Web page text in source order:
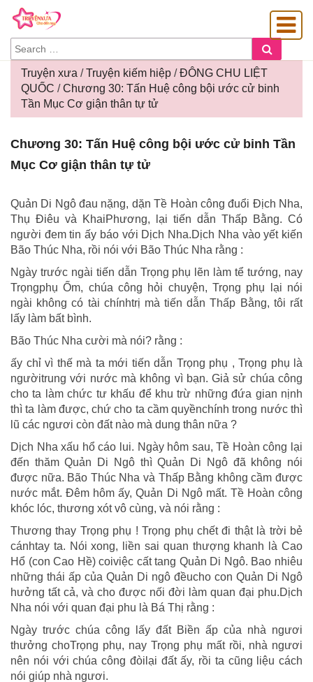
SEARCH
FOR:
GIA
Truyện xưa /Truyện kiếm hiệp /ĐÔNG CHU LIỆT
QUỐC /Chương 30: Tấn Huệ công bội ước cử binh
Tần Mục Cơ giận thân tự tử
30:
công
bội
ước
cử
binh
Tần
Mục
Cơ
thân
tử
Chương 30: Tấn Huệ công bội ước cử binh Tần
Mục Cơ giận thân tự tử
Quản Di Ngô đau nặng, dặn Tề Hoàn công đuổi Địch Nha,
Thụ Điêu và KhaiPhương, lại tiến dẫn Thấp Bằng. Có
người đem tin ấy báo với Dịch Nha.Dịch Nha vào yết kiến
Bão Thúc Nha, rồi nói với Bão Thúc Nha rằng :
Ngày trước ngài tiến dẫn Trọng phụ lẽn làm tể tướng, nay
Trọngphụ Ốm, chúa công hỏi chuyện, Trọng phụ lại nói
ngài không có tài chínhtrị mà tiến dẫn Thấp Bằng, tôi rất
lấy làm bất bình.
Bão Thúc Nha cười mà nói? rằng :
ấy chỉ vì thế mà ta mới tiến dẫn Trọng phụ , Trọng phụ là
ngườitrung với nước mà không vì bạn. Giả sử chúa công
cho ta làm chức tư khấu để khu trừ những đứa gian nịnh
thì ta làm được, chứ cho ta cầm quyềnchính trong nước thì
lũ các ngươi còn đất nào mà dung thân nữa ?
Dịch Nha xấu hổ cáo lui. Ngày hôm sau, Tề Hoàn công lại
đến thăm Quản Di Ngô thì Quản Di Ngô đã không nói
được nữa. Bão Thúc Nha và Thấp Bằng không cầm được
nước mắt. Đêm hôm ấy, Quản Di Ngô mất. Tề Hoàn công
khóc lóc, thương xót vô cùng, và nói rằng :
Thương thay Trọng phụ ! Trọng phụ chết đi thật là trời bẻ
cánhtay ta. Nói xong, liền sai quan thượng khanh là Cao
Hổ (con Cao Hề) coiviệc cất tang Quản Di Ngô. Bao nhiêu
những thái ấp của Quản Di ngô đềucho con Quản Di Ngô
hưởng tất cả, và cho được nối đời làm quan đại phu.Dịch
Nha nói với quan đại phu là Bá Thị rằng :
Ngày trước chúa công lấy đất Biền ấp của nhà ngươi
thưởng choTrọng phụ, nay Trọng phụ mất rồi, nhà ngươi
nên nói với chúa công đòilại đất ấy, rồi ta cũng liệu cách
nói giúp nhà ngươi.